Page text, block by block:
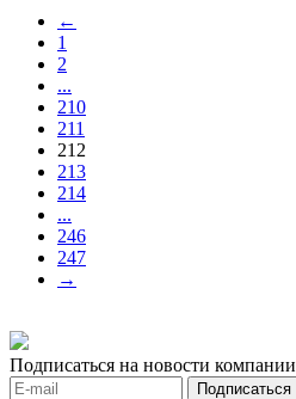
←
1
2
...
210
211
212
213
214
...
246
247
→
Подписаться на новости компании